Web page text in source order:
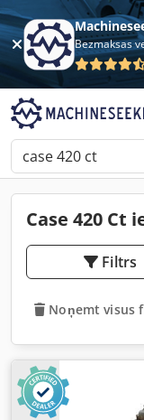
Bezmaksas
Case 420 Ct
Filtrs
Noņemt visus